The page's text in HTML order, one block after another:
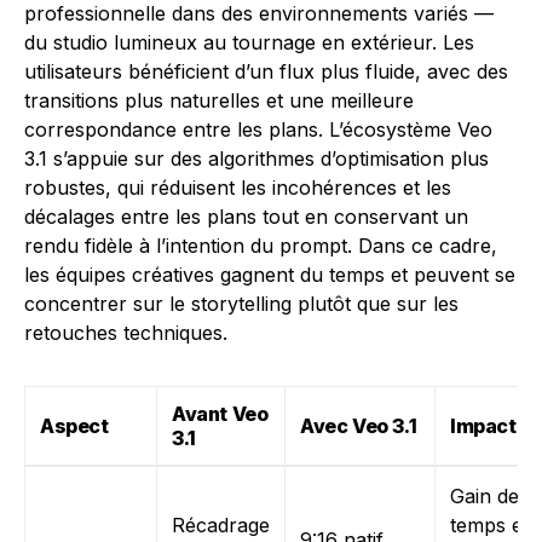
professionnelle dans des environnements variés —
du studio lumineux au tournage en extérieur. Les
utilisateurs bénéficient d’un flux plus fluide, avec des
transitions plus naturelles et une meilleure
correspondance entre les plans. L’écosystème Veo
3.1 s’appuie sur des algorithmes d’optimisation plus
robustes, qui réduisent les incohérences et les
décalages entre les plans tout en conservant un
rendu fidèle à l’intention du prompt. Dans ce cadre,
les équipes créatives gagnent du temps et peuvent se
concentrer sur le storytelling plutôt que sur les
retouches techniques.
Aspect
Avant Veo
3.1
Avec Veo 3.1 Impact
Récadrage
Gain de
temps et